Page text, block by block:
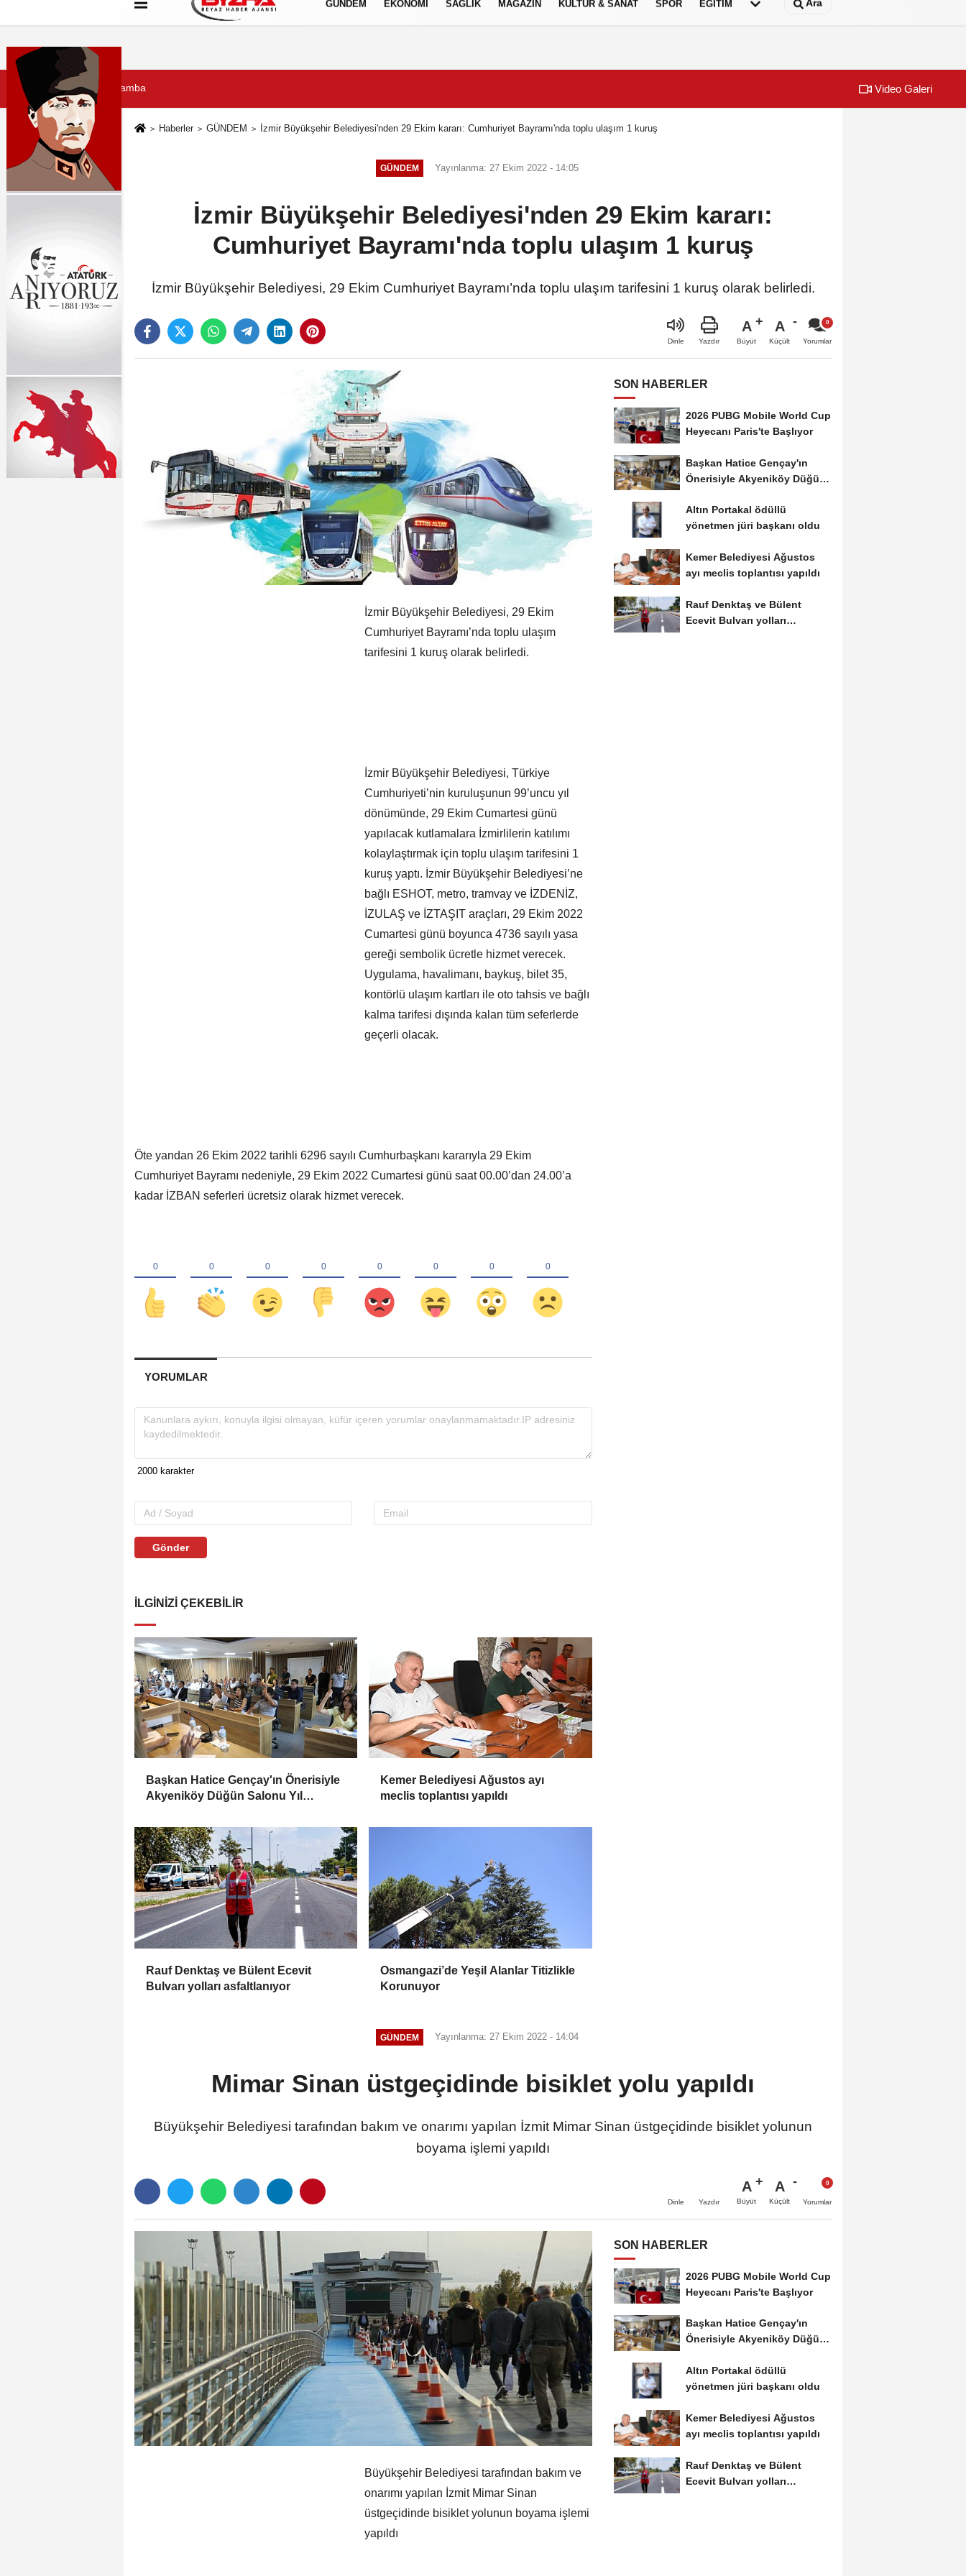
Hakkımızda Künye Çerez Politikası
GÜNDEM EKONOMİ SAĞLIK MAGAZİN KÜLTÜR & SANAT SPOR EĞİTİM Ara
5 Ağustos 2026, Çarşamba Video Galeri
Haberler GÜNDEM İzmir Büyükşehir Belediyesi'nden 29 Ekim kararı: Cumhuriyet Bayramı'nda toplu ulaşım 1 kuruş
GÜNDEM Yayınlanma: 27 Ekim 2022 - 14:05
İzmir Büyükşehir Belediyesi'nden 29 Ekim kararı:
Cumhuriyet Bayramı'nda toplu ulaşım 1 kuruş
İzmir Büyükşehir Belediyesi, 29 Ekim Cumhuriyet Bayramı’nda toplu ulaşım tarifesini 1 kuruş olarak belirledi.
Dinle Yazdır
A
Büyüt
A
Küçült Yorumlar
İzmir Büyükşehir Belediyesi, 29 Ekim
Cumhuriyet Bayramı’nda toplu ulaşım
tarifesini 1 kuruş olarak belirledi.
İzmir Büyükşehir Belediyesi, Türkiye
Cumhuriyeti’nin kuruluşunun 99’uncu yıl
dönümünde, 29 Ekim Cumartesi günü
yapılacak kutlamalara İzmirlilerin katılımı
kolaylaştırmak için toplu ulaşım tarifesini 1
kuruş yaptı. İzmir Büyükşehir Belediyesi’ne
bağlı ESHOT, metro, tramvay ve İZDENİZ,
İZULAŞ ve İZTAŞIT araçları, 29 Ekim 2022
Cumartesi günü boyunca 4736 sayılı yasa
gereği sembolik ücretle hizmet verecek.
Uygulama, havalimanı, baykuş, bilet 35,
kontörlü ulaşım kartları ile oto tahsis ve bağlı
kalma tarifesi dışında kalan tüm seferlerde
geçerli olacak.
Öte yandan 26 Ekim 2022 tarihli 6296 sayılı Cumhurbaşkanı kararıyla 29 Ekim
Cumhuriyet Bayramı nedeniyle, 29 Ekim 2022 Cumartesi günü saat 00.00’dan 24.00’a
kadar İZBAN seferleri ücretsiz olarak hizmet verecek.
YORUMLAR
Gönder
İLGINIZI ÇEKEBILIR
Başkan Hatice Gençay'ın Önerisiyle
Akyeniköy Düğün Salonu Yıl
Kemer Belediyesi Ağustos ayı
meclis toplantısı yapıldı
Rauf Denktaş ve Bülent Ecevit
Bulvarı yolları asfaltlanıyor
Osmangazi’de Yeşil Alanlar Titizlikle
Korunuyor
SON HABERLER
2026 PUBG Mobile World Cup
Heyecanı Paris'te Başlıyor
Başkan Hatice Gençay'ın
Önerisiyle Akyeniköy Düğün
Altın Portakal ödüllü
yönetmen jüri başkanı oldu
Kemer Belediyesi Ağustos
ayı meclis toplantısı yapıldı
Rauf Denktaş ve Bülent
Ecevit Bulvarı yolları
GÜNDEM Yayınlanma: 27 Ekim 2022 - 14:04
Mimar Sinan üstgeçidinde bisiklet yolu yapıldı
Büyükşehir Belediyesi tarafından bakım ve onarımı yapılan İzmit Mimar Sinan üstgeçidinde bisiklet yolunun
boyama işlemi yapıldı
Dinle Yazdır
A
Büyüt
A
Küçült Yorumlar
Büyükşehir Belediyesi tarafından bakım ve
onarımı yapılan İzmit Mimar Sinan
üstgeçidinde bisiklet yolunun boyama işlemi
yapıldı
SON HABERLER
2026 PUBG Mobile World Cup
Heyecanı Paris'te Başlıyor
Başkan Hatice Gençay'ın
Önerisiyle Akyeniköy Düğün
Altın Portakal ödüllü
yönetmen jüri başkanı oldu
Kemer Belediyesi Ağustos
ayı meclis toplantısı yapıldı
Rauf Denktaş ve Bülent
Ecevit Bulvarı yolları